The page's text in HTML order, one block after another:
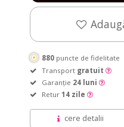
880 puncte de fidelitate
Transport gratuit
Garanție 24 luni
Retur 14 zile
cere detalii